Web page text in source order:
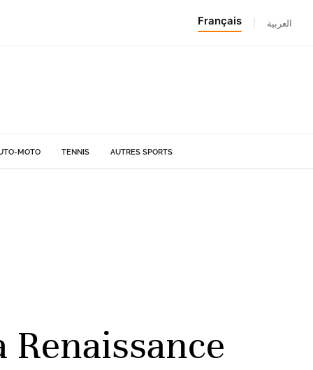
Français العربية
MOTO TENNIS AUTRES SPORTS